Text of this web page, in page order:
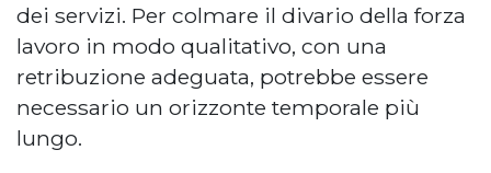
dei servizi. Per colmare il divario della forza
lavoro in modo qualitativo, con una
retribuzione adeguata, potrebbe essere
necessario un orizzonte temporale più
lungo.